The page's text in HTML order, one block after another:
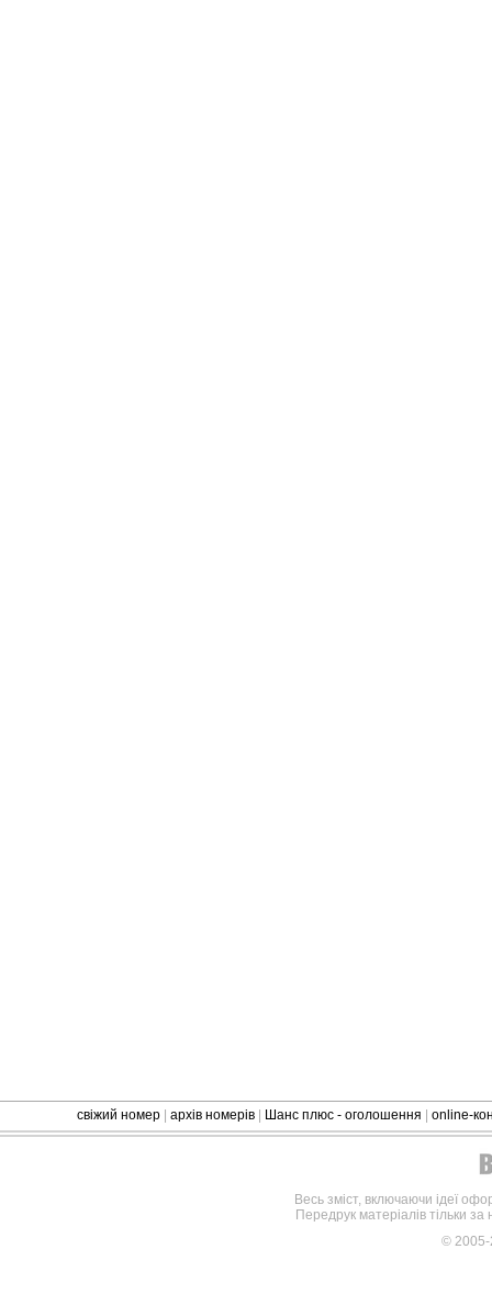
свіжий номер архів номерів Шанс плюс - оголошення online-
Весь зміст, включаючи ідеї
Передрук матеріалів тільки
©